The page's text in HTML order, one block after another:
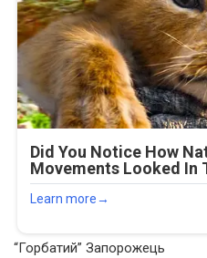
“Горбатий” Запорожець